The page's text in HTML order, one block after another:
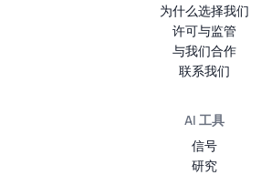
为什么选择我们
许可与监管
与我们合作
联系我们
AI 工具
信号
研究